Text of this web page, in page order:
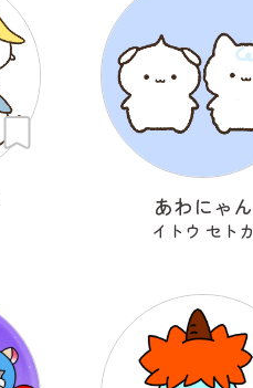
あわにゃん
イトウ セトカ